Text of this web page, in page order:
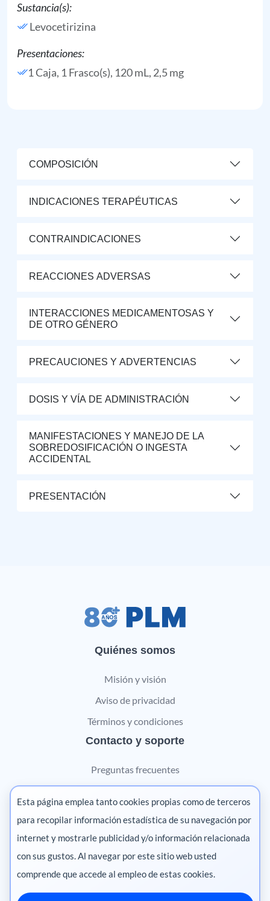
Sustancia(s):
Levocetirizina
Presentaciones:
1 Caja, 1 Frasco(s), 120 mL, 2,5 mg
COMPOSICIÓN
INDICACIONES TERAPÉUTICAS
CONTRAINDICACIONES
REACCIONES ADVERSAS
INTERACCIONES MEDICAMENTOSAS Y
DE OTRO GÉNERO
PRECAUCIONES Y ADVERTENCIAS
DOSIS Y VÍA DE ADMINISTRACIÓN
MANIFESTACIONES Y MANEJO DE LA
SOBREDOSIFICACIÓN O INGESTA
ACCIDENTAL
PRESENTACIÓN
Quiénes somos
Misión y visión
Aviso de privacidad
Términos y condiciones
Contacto y soporte
Preguntas frecuentes
Contáctanos
Marketing digital
Pharma
Esta página emplea tanto cookies propias como de terceros
para recopilar información estadística de su navegación por
internet y mostrarle publicidad y/o información relacionada
con sus gustos. Al navegar por este sitio web usted
comprende que accede al empleo de estas cookies.